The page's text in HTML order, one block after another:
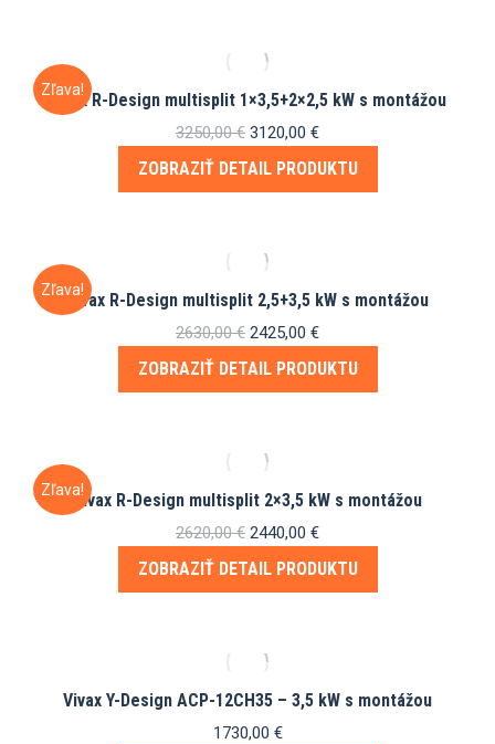
Zľava!
Vivax R-Design multisplit 1×3,5+2×2,5 kW s montážou
3250,00€ Pôvodná
cena
3120,00 €Aktuálna
cena
ZOBRAZIŤ DETAIL PRODUKTU
Zľava!Vivax R-Design multisplit 2,5+3,5 kW s montážou
2630,00€ Pôvodná
cena
2425,00 €Aktuálna
cena
ZOBRAZIŤ DETAIL PRODUKTU
Zľava!Vivax R-Design multisplit 2×3,5 kW s montážou
2620,00€ Pôvodná
cena
2440,00 €Aktuálna
cena
ZOBRAZIŤ DETAIL PRODUKTU
Vivax Y-Design ACP-12CH35 – 3,5 kW s montážou
1730,00 €